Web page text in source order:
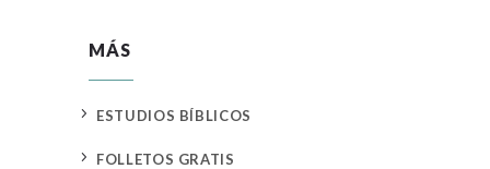
MÁS
5 ESTUDIOS BÍBLICOS
5 FOLLETOS GRATIS